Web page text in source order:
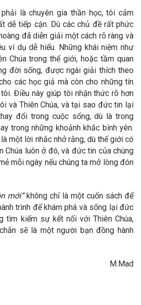
là chuyên gia thần học, tôi cảm
dễ tiếp cận. Dù các chủ đề rất phức
đã diễn giải một cách rõ ràng và
ví dụ dễ hiểu. Những khái niệm như
Chúa trong thế giới, hoặc tầm quan
đời sống, được ngài giải thích theo
các học giả mà còn cho những tín
Điều này giúp tôi nhận thức rõ hơn
và Thiên Chúa, và tại sao đức tin lại
đổi trong cuộc sống, dù là trong
trong những khoảnh khắc bình yên.
một lời nhắc nhở rằng, dù thế giới có
Chúa luôn ở đó, và đức tin của chúng
mỗi ngày nếu chúng ta mở lòng đón
mới”không chỉ là một cuốn sách để
trình để khám phá và sống lại đức
tìm kiếm sự kết nối với Thiên Chúa,
sẽ là một người bạn đồng hành
M.Mad